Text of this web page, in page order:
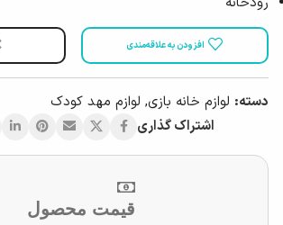
افزودن به علاقه‌مندی
دسته: لوازم خانه بازی, لوازم مهد کودک
اشتراک گذاری
قیمت محصول